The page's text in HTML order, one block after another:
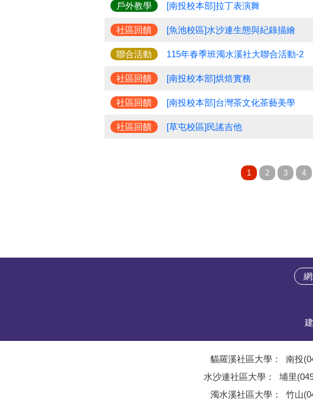
戶外教學 [南投校本部]拉丁表演舞
社區回饋 [魚池校區]水沙連生態與紀錄描繪
聯合活動 115年春季班濁水溪社大聯合活動-2
社區回饋 [南投校本部]烘焙實務
社區回饋 [南投校本部]台灣茶文化茶藝美學
社區回饋 [草屯校區]民謠吉他
貓羅溪社區大學： 南投
水沙連社區大學： 埔里
濁水溪社區大學： 竹山